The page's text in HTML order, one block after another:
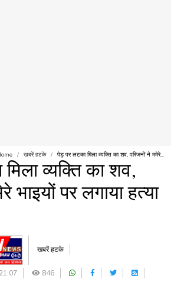
खबरें हटके पेड़ पर लटका मिला व्यक्ति का शव, परिजनों ने ममेरे...
व्यक्ति का शव,
भाइयों पर लगाया हत्या
खबरें हटके
846